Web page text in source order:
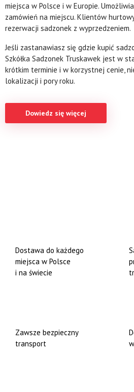
miejsca w Polsce i w Europie.
zamówień na miejscu. Klientów
rezerwacji sadzonek z wyprzedzeniem.
Jeśli zastanawiasz się gdzie kupić
Szkółka Sadzonek Truskawek jest w
krótkim terminie i w korzystnej cenie,
lokalizacji i pory roku.
Dowiedz się więcej
Dostawa do każdego
miejsca w Polsce
i na świecie
Zawsze bezpieczny
transport